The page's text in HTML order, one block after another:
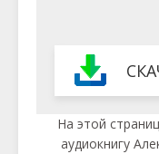
На этой
аудиокнигу